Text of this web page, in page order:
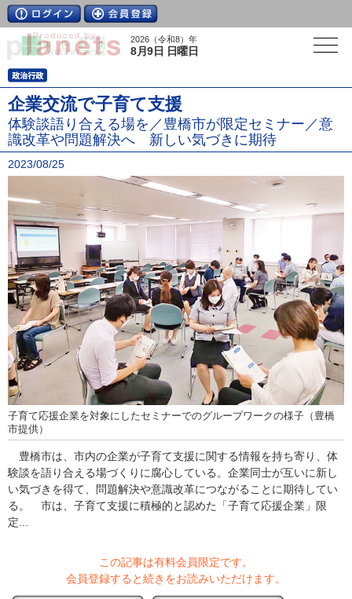
2026（令和8）年
8月9日 日曜日
企業交流で子育て支援
体験談語り合える場を／豊橋市が限定セミナー／意
識改革や問題解決へ 新しい気づきに期待
2023/08/25
子育て応援企業を対象にしたセミナーでのグループワークの様子（豊橋
市提供）
豊橋市は、市内の企業が子育て支援に関する情報を持ち寄り、体
験談を語り合える場づくりに腐心している。企業同士が互いに新し
い気づきを得て、問題解決や意識改革につながることに期待してい
る。 市は、子育て支援に積極的と認めた「子育て応援企業」限
定...
この記事は有料会員限定です。
会員登録すると続きをお読みいただけます。